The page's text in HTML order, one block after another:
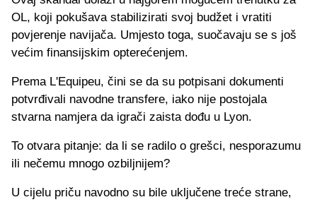
OL, koji pokušava stabilizirati svoj budžet i vratiti
povjerenje navijača. Umjesto toga, suočavaju se s još
većim finansijskim opterećenjem.
Prema L'Equipeu, čini se da su potpisani dokumenti
potvrđivali navodne transfere, iako nije postojala
stvarna namjera da igrači zaista dođu u Lyon.
To otvara pitanje: da li se radilo o grešci, nesporazumu
ili nečemu mnogo ozbiljnijem?
U cijelu priču navodno su bile uključene treće strane,